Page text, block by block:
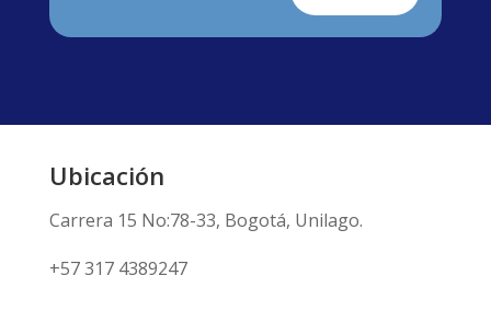
Ubicación
Carrera 15 No:78-33, Bogotá, Unilago.
+57 317 4389247